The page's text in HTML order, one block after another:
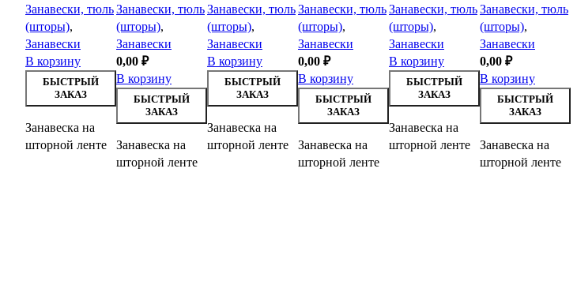
Занавески, тюль
(шторы),
Занавески
В корзину
БЫСТРЫЙ
ЗАКАЗ
Занавеска на
шторной ленте
Занавески, тюль
(шторы),
Занавески
0,00 ₽
В корзину
БЫСТРЫЙ
ЗАКАЗ
Занавеска на
шторной ленте
Занавески, тюль
(шторы),
Занавески
В корзину
БЫСТРЫЙ
ЗАКАЗ
Занавеска на
шторной ленте
Занавески, тюль
(шторы),
Занавески
0,00 ₽
В корзину
БЫСТРЫЙ
ЗАКАЗ
Занавеска на
шторной ленте
Занавески, тюль
(шторы),
Занавески
В корзину
БЫСТРЫЙ
ЗАКАЗ
Занавеска на
шторной ленте
Занавески, тюль
(шторы),
Занавески
0,00 ₽
В корзину
БЫСТРЫЙ
ЗАКАЗ
Занавеска на
шторной ленте